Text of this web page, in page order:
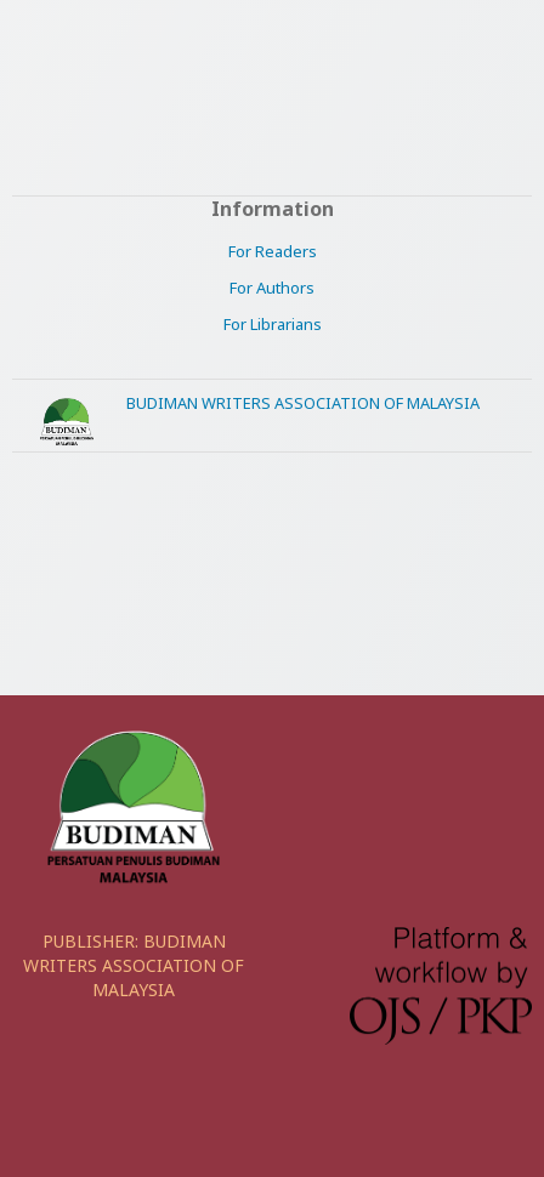
Information
For Readers
For Authors
For Librarians
BUDIMAN WRITERS ASSOCIATION OF MALAYSIA
PUBLISHER: BUDIMAN
WRITERS ASSOCIATION OF
MALAYSIA